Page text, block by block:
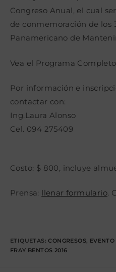
Congreso Anual, el cual
de conmemoración de los
Panamericano de
Vea el Programa
Por información e
contactar con:
Ing.Laura Alonso
Cel. 094 275409
Costo: $ 800, incluye
Prensa: llenar formulario.
ETIQUETAS:CONGRESOS, EVENTO
FRAY BENTOS 2016